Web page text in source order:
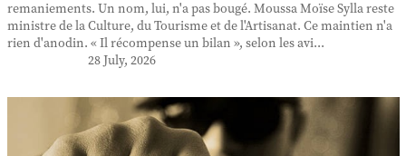
remaniements. Un nom, lui, n'a pas bougé. Moussa Moïse Sylla reste
ministre de la Culture, du Tourisme et de l'Artisanat. Ce maintien n'a
rien d'anodin. « Il récompense un bilan », selon les avi...
28 July, 2026